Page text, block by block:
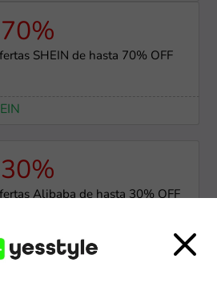
SHEIN de hasta 70% OFF
Alibaba de hasta 30% OFF